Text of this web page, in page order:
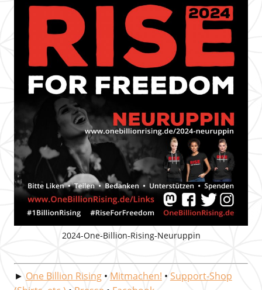
2024-One-Billion-Rising-Neuruppin
► One Billion Rising• Mitmachen! • Support-Shop